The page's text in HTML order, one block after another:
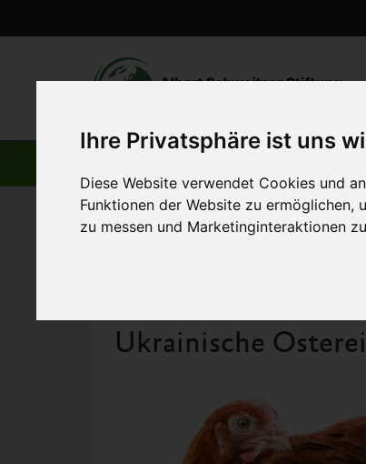
Ihre Privatsphäre ist uns
Diese Website verwendet Cookies und
Funktionen der Website zu ermöglichen,
zu messen und Marketinginteraktionen
Startseite> Aktuelles>Ukrainische Ostereier aus
Ukrainische